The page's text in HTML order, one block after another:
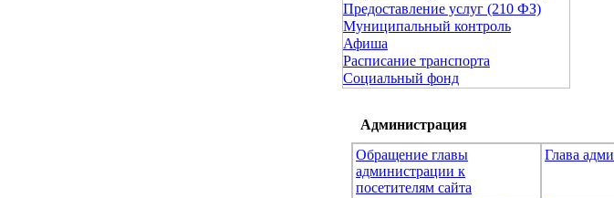
Предоставление услуг (210 ФЗ)
Муниципальный контроль
Афиша
Расписание транспорта
Социальный фонд
Администрация
Обращение главы
администрации к
посетителям сайта
Глава